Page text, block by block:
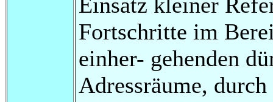
Fortschritte im
einher- gehenden
Adressräume,